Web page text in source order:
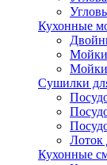
Кухонные
Мойки
Мойки
Сушилки
Лоток
Кухонные